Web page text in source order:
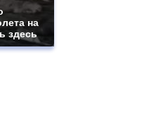
на
здесь